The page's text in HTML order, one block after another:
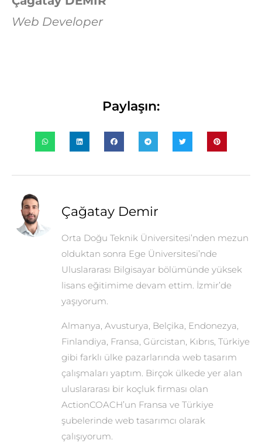
Web Developer
Paylaşın:
Çağatay Demir
Orta Doğu Teknik Üniversitesi’nden mezun
olduktan sonra Ege Üniversitesi’nde
Uluslararası Bilgisayar bölümünde yüksek
lisans eğitimime devam ettim. İzmir’de
yaşıyorum.
Almanya, Avusturya, Belçika, Endonezya,
Finlandiya, Fransa, Gürcistan, Kıbrıs, Türkiye
gibi farklı ülke pazarlarında web tasarım
çalışmaları yaptım. Birçok ülkede yer alan
uluslararası bir koçluk firması olan
ActionCOACH’un Fransa ve Türkiye
şubelerinde web tasarımcı olarak
çalışıyorum.